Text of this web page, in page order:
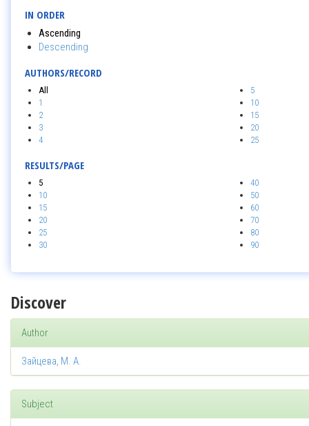
IN ORDER
Ascending
Descending
AUTHORS/RECORD
All
1
2
3
4
5
10
15
20
25
RESULTS/PAGE
5
10
15
20
25
30
40
50
60
70
80
90
Discover
Author
Зайцева, М. А.
Subject